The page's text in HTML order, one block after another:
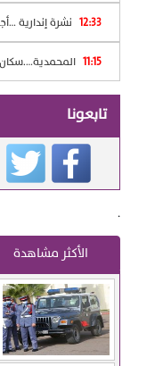
12:33 نشرة إندارية
11:15 المحمدية….سكان
تابعونا
.
الأكثر مشاهدة